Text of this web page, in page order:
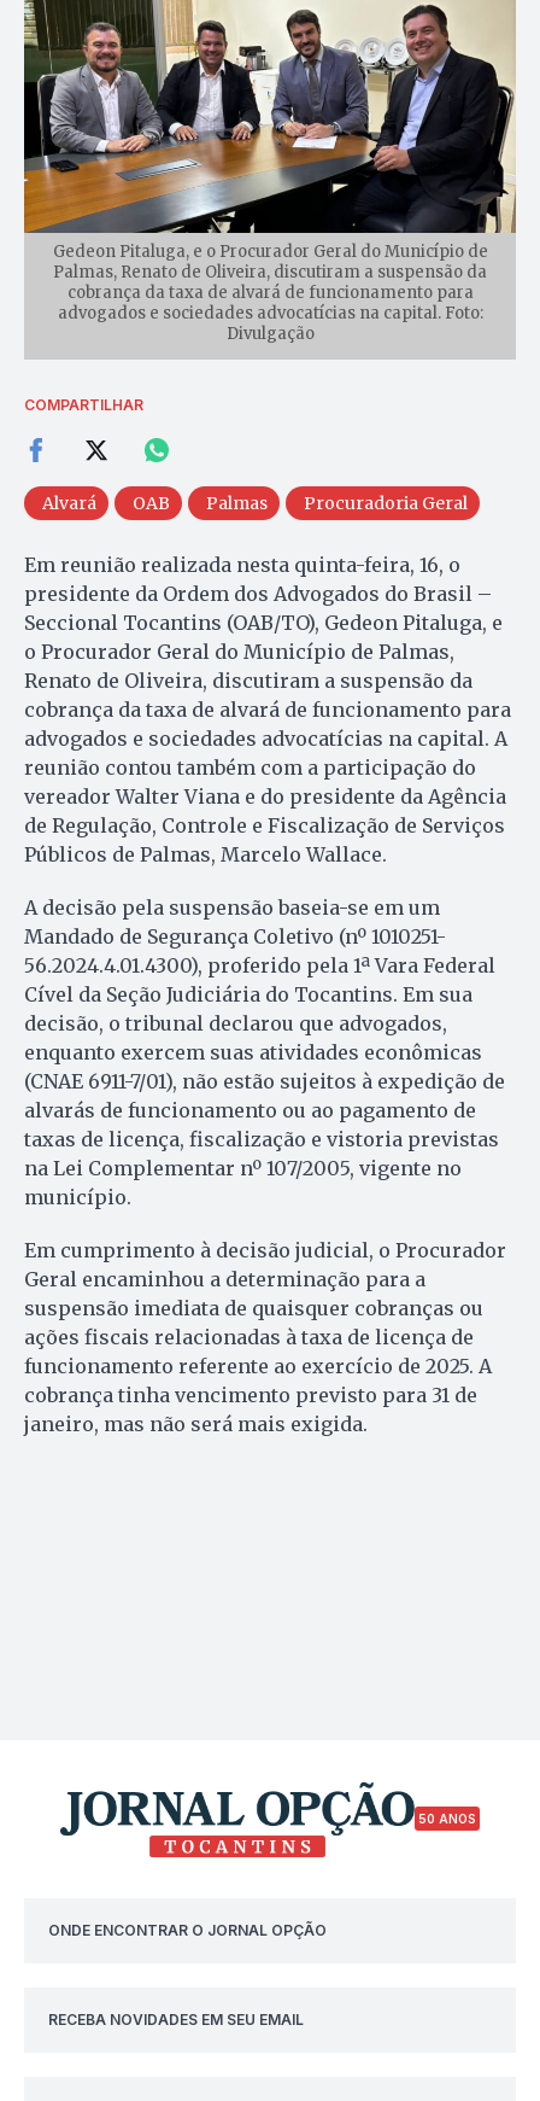
Gedeon Pitaluga, e o Procurador Geral do Município de
Palmas, Renato de Oliveira, discutiram a suspensão da
cobrança da taxa de alvará de funcionamento para
advogados e sociedades advocatícias na capital. Foto:
Divulgação
COMPARTILHAR
Alvará OAB Palmas Procuradoria Geral
Em reunião realizada nesta quinta-feira, 16, o
presidente da Ordem dos Advogados do Brasil –
Seccional Tocantins (OAB/TO), Gedeon Pitaluga, e
o Procurador Geral do Município de Palmas,
Renato de Oliveira, discutiram a suspensão da
cobrança da taxa de alvará de funcionamento para
advogados e sociedades advocatícias na capital. A
reunião contou também com a participação do
vereador Walter Viana e do presidente da Agência
de Regulação, Controle e Fiscalização de Serviços
Públicos de Palmas, Marcelo Wallace.
A decisão pela suspensão baseia-se em um
Mandado de Segurança Coletivo (nº 1010251-
56.2024.4.01.4300), proferido pela 1ª Vara Federal
Cível da Seção Judiciária do Tocantins. Em sua
decisão, o tribunal declarou que advogados,
enquanto exercem suas atividades econômicas
(CNAE 6911-7/01), não estão sujeitos à expedição de
alvarás de funcionamento ou ao pagamento de
taxas de licença, fiscalização e vistoria previstas
na Lei Complementar nº 107/2005, vigente no
município.
Em cumprimento à decisão judicial, o Procurador
Geral encaminhou a determinação para a
suspensão imediata de quaisquer cobranças ou
ações fiscais relacionadas à taxa de licença de
funcionamento referente ao exercício de 2025. A
cobrança tinha vencimento previsto para 31 de
janeiro, mas não será mais exigida.
50 ANOS
ONDE ENCONTRAR O JORNAL OPÇÃO
RECEBA NOVIDADES EM SEU EMAIL